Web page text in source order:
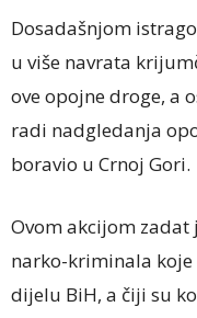
Dosadašnjom
u više navrata
ove opojne droge, a
radi nadgledanja
boravio u Crnoj Gori.
Ovom akcijom
narko-kriminala
dijelu BiH, a čiji su